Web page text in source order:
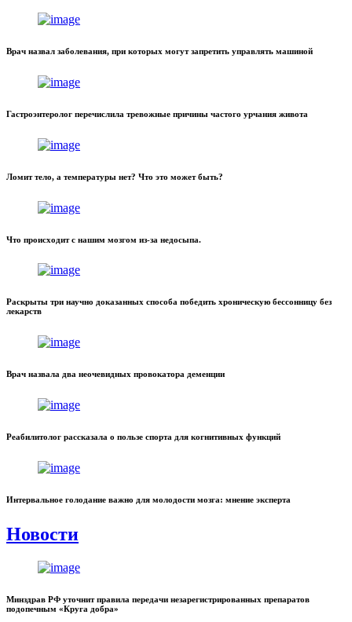
Врач назвал заболевания, при которых могут запретить управлять машиной
Гастроэнтеролог перечислила тревожные причины частого урчания живота
Ломит тело, а температуры нет? Что это может быть?
Что происходит с нашим мозгом из-за недосыпа.
Раскрыты три научно доказанных способа победить хроническую бессонницу без
лекарств
Врач назвала два неочевидных провокатора деменции
Реабилитолог рассказала о пользе спорта для когнитивных функций
Интервальное голодание важно для молодости мозга: мнение эксперта
Новости
Минздрав РФ уточнит правила передачи незарегистрированных препаратов
подопечным «Круга добра»